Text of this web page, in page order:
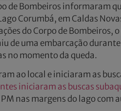
de Bombeiros informaram
Corumbá, em Caldas
do Corpo de Bombeiros,
de uma embarcação
no momento da queda.
ao local e iniciaram as
iniciaram as buscas
nas margens do lago com